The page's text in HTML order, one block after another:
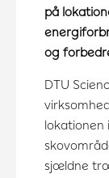
på
og
DTU
lokationen
sjældne